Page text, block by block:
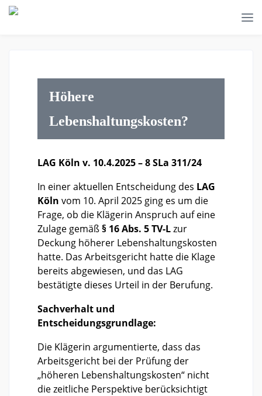
Höhere
Lebenshaltungskosten?
LAG Köln v. 10.4.2025 – 8 SLa 311/24
In einer aktuellen Entscheidung des LAG
Köln vom 10. April 2025 ging es um die
Frage, ob die Klägerin Anspruch auf eine
Zulage gemäß§ 16 Abs. 5 TV-Lzur
Deckung höherer Lebenshaltungskosten
hatte. Das Arbeitsgericht hatte die Klage
bereits abgewiesen, und das LAG
bestätigte dieses Urteil in der Berufung.
Sachverhalt und
Entscheidungsgrundlage:
Die Klägerin argumentierte, dass das
Arbeitsgericht bei der Prüfung der
„höheren Lebenshaltungskosten“ nicht
die zeitliche Perspektive berücksichtigt